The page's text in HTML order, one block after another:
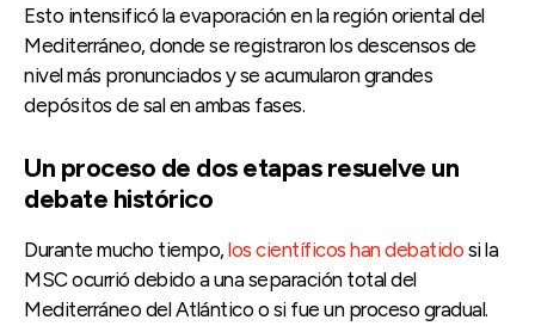
Esto intensificó la evaporación en la región oriental del
Mediterráneo, donde se registraron los descensos de
nivel más pronunciados y se acumularon grandes
depósitos de sal en ambas fases.
Un proceso de dos etapas resuelve un
debate histórico
Durante mucho tiempo, los científicos han debatido si la
MSC ocurrió debido a una separación total del
Mediterráneo del Atlántico o si fue un proceso gradual.